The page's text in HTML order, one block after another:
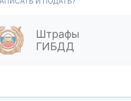
Штрафы
ГИБДД